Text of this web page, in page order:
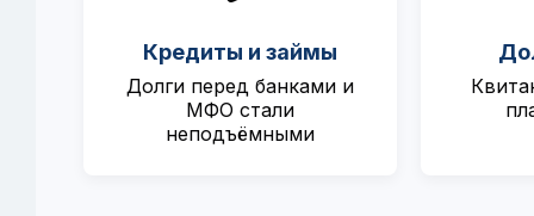
Кредиты и займы
Долги перед банками и
МФО стали
неподъёмными